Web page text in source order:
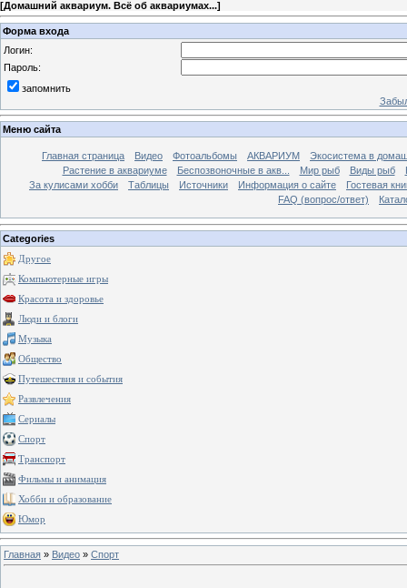
[Домашний аквариум. Всё об аквариумах...]
Форма входа
Логин:
Пароль:
запомнить
Меню сайта
Главная страница Видео Фотоальбомы АКВАРИУМ
Экосистема в
Растение в аквариуме
Беспозвоночные в акв... Мир рыб Виды рыб
За кулисами хобби
Таблицы Источники Информация о сайте
Гостевая
FAQ (вопрос/ответ)
Categories
Другое
Компьютерные игры
Красота и здоровье
Люди и блоги
Музыка
Общество
Путешествия и события
Развлечения
Сериалы
Спорт
Транспорт
Фильмы и анимация
Хобби и образование
Юмор
Главная » Видео » Спорт